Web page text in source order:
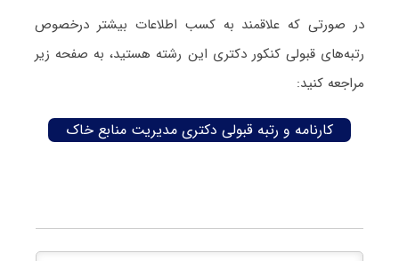
در صورتی که علاقمند به کسب اطلاعات بیشتر درخصوص
رتبه‌های قبولی کنکور دکتری این رشته هستید، به صفحه زیر
مراجعه کنید:
کارنامه و رتبه قبولی دکتری مدیریت منابع خاک